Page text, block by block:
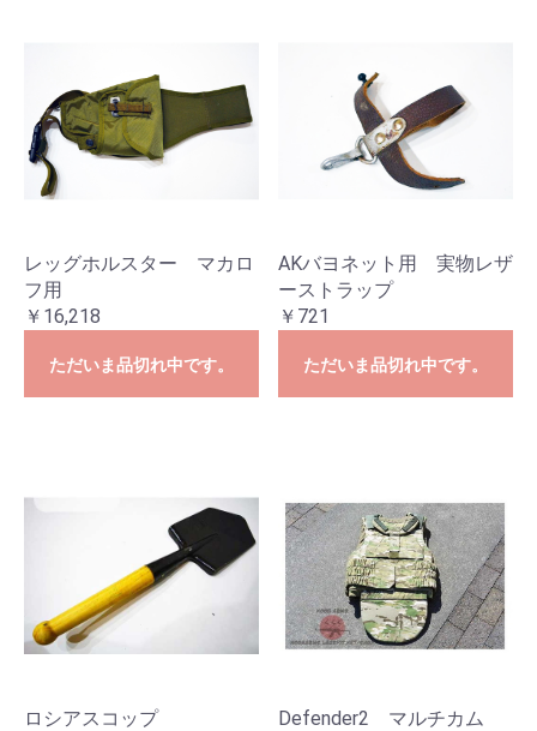
レッグホルスター マカロ
フ用
￥16,218
ただいま品切れ中です。
AKバヨネット用 実物レザ
ーストラップ
￥721
ただいま品切れ中です。
ロシアスコップ
Defender2 マルチカム